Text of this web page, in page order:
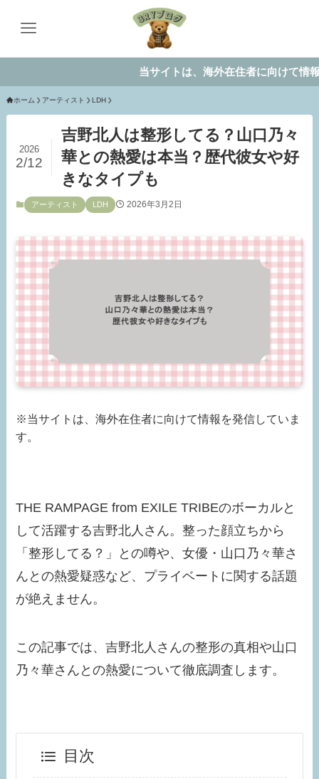
当サイトは、海外在住者に向けて情報を発信
ホーム アーティスト LDH
吉野北人は整形してる？山口乃々
華との熱愛は本当？歴代彼女や好
きなタイプも
2026
2/12
アーティスト LDH 2026年3月2日
※当サイトは、海外在住者に向けて情報を発信していま
す。
THE RAMPAGE from EXILE TRIBEのボーカルと
して活躍する吉野北人さん。整った顔立ちから
「整形してる？」との噂や、女優・山口乃々華さ
んとの熱愛疑惑など、プライベートに関する話題
が絶えません。
この記事では、吉野北人さんの整形の真相や山口
乃々華さんとの熱愛について徹底調査します。
目次